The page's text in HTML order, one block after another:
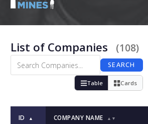
List of Companies (108)
SEARCH
Table Cards
ID ▲ COMPANY NAME ▲▼